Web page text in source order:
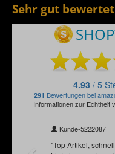
Sehr gut bewertet